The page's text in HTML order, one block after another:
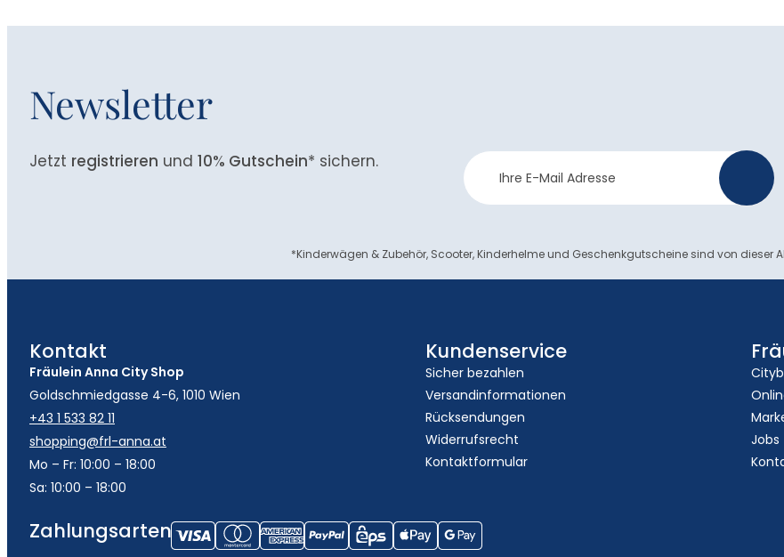
Newsletter
Jetzt registrieren und 10% Gutschein* sichern.
Newsletter
Anmeldung
*Kinderwägen & Zubehör, Scooter, Kinderhelme und Geschenkgutscheine sind von dieser
Kontakt
Fräulein Anna City Shop
Goldschmiedgasse 4-6, 1010 Wien
+43 1 533 82 11
shopping@frl-anna.at
Mo – Fr: 10:00 – 18:00
Sa: 10:00 – 18:00
Kundenservice
Sicher bezahlen
Versandinformationen
Rücksendungen
Widerrufsrecht
Kontaktformular
Jobs
Zahlungsarten